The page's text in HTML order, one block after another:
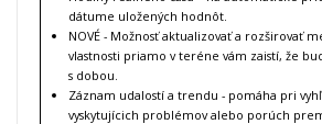
dátume uložených hodnôt.
NOVÉ - Možnosť aktualizovať a rozširovať
vlastnosti priamo v teréne vám zaistí, že
s dobou.
Záznam udalostí a trendu - pomáha pri
vyskytujícich problémov alebo porúch